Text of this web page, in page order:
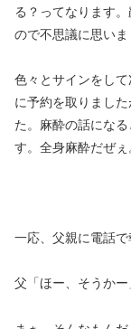
る？ってなります
ので不思議に思いま
色々とサインをし
に予約を取りまし
た。麻酔の話にな
す。全身麻酔だぜぇ
一応、父親に電話で
父「ほー、そうかー